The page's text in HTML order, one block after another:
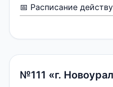
📅 Расписание
№111 «г.